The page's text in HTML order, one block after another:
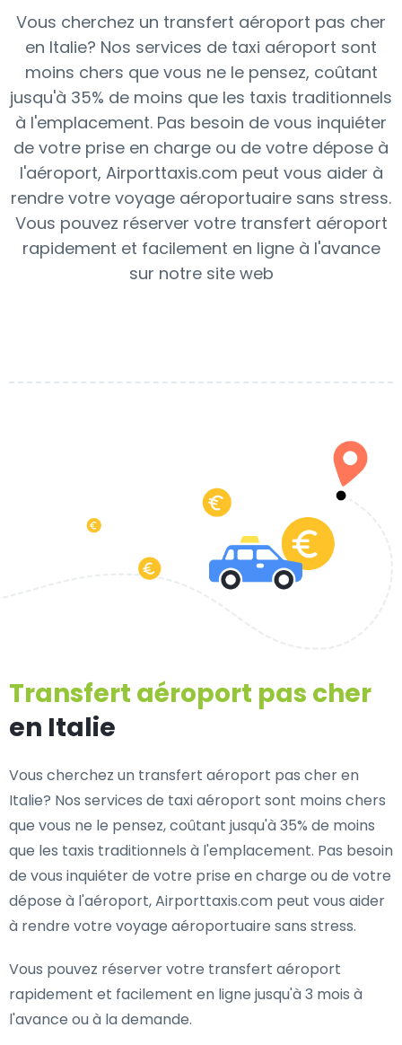
Vous cherchez un transfert aéroport pas cher
en Italie? Nos services de taxi aéroport sont
moins chers que vous ne le pensez, coûtant
jusqu'à 35% de moins que les taxis traditionnels
à l'emplacement. Pas besoin de vous inquiéter
de votre prise en charge ou de votre dépose à
l'aéroport, Airporttaxis.com peut vous aider à
rendre votre voyage aéroportuaire sans stress.
Vous pouvez réserver votre transfert aéroport
rapidement et facilement en ligne à l'avance
sur notre site web
Transfert aéroport pas cher
en Italie
Vous cherchez un transfert aéroport pas cher en
Italie? Nos services de taxi aéroport sont moins chers
que vous ne le pensez, coûtant jusqu'à 35% de moins
que les taxis traditionnels à l'emplacement. Pas besoin
de vous inquiéter de votre prise en charge ou de votre
dépose à l'aéroport, Airporttaxis.com peut vous aider
à rendre votre voyage aéroportuaire sans stress.
Vous pouvez réserver votre transfert aéroport
rapidement et facilement en ligne jusqu'à 3 mois à
l'avance ou à la demande.